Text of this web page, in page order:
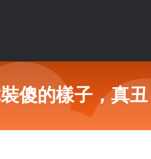
傻的樣子，真丑